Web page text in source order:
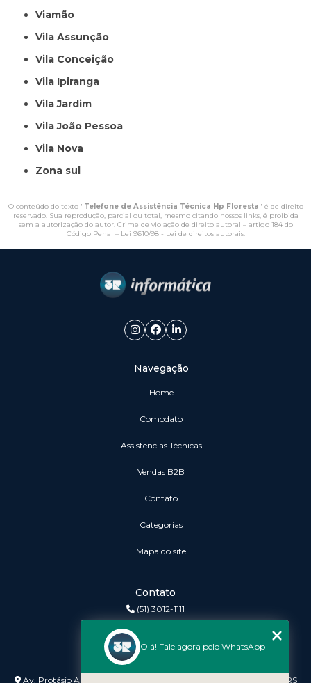
Viamão
Vila Assunção
Vila Conceição
Vila Ipiranga
Vila Jardim
Vila João Pessoa
Vila Nova
Zona sul
O conteúdo do texto "Telefone de Assistência Técnica Hp Floresta" é de direito
reservado. Sua reprodução, parcial ou total, mesmo citando nossos links, é proibida
sem a autorização do autor. Crime de violação de direito autoral – artigo 184 do
Código Penal – Lei 9610/98 - Lei de direitos autorais.
Navegação
Home
Comodato
Assistências Técnicas
vendas B2B
Contato
Categorias
Mapa do site
Contato
(51) 3012-1111
Endereço
Av. Protásio Alves nº 3240 Lojas 7 e 8 - Petrópolis - Porto Alegre - RS
Olá! Fale agora pelo WhatsApp